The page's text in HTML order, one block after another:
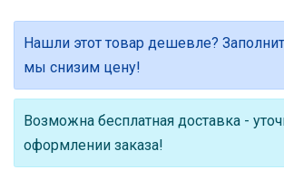
Нашли этот товар дешевле?
мы снизим цену!
Возможна бесплатная доставка -
оформлении заказа!